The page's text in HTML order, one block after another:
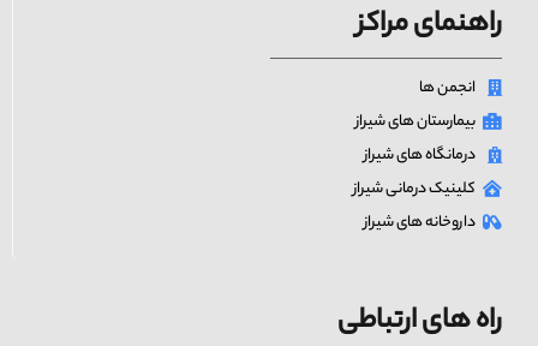
راهنمای مراکز
انجمن ها
بیمارستان های شیراز
درمانگاه های شیراز
کلینیک درمانی شیراز
داروخانه های شیراز
راه های ارتباطی